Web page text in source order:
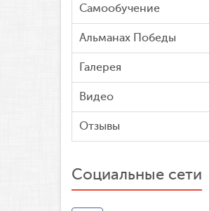
Самообучение
Альманах Победы
Галерея
Видео
Отзывы
Социальные сети